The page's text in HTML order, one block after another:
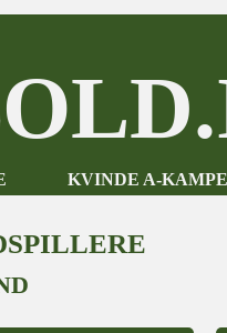
KVINDE A-KAMPE